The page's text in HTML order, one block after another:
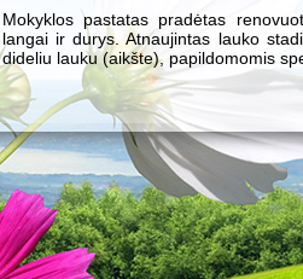
Mokyklos pastatas pradėtas
langai ir durys. Atnaujintas lauko
dideliu lauku (aikšte), papildomomis